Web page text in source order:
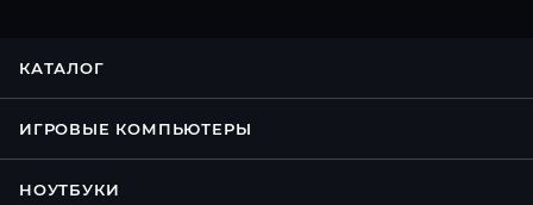
КАТАЛОГ
ИГРОВЫЕ КОМПЬЮТЕРЫ
НОУТБУКИ